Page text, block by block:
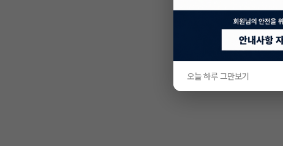
오늘 하루 그만보기